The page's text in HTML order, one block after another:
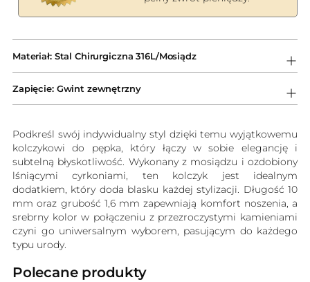
do
koszyka
Materiał: Stal Chirurgiczna 316L/Mosiądz
Zapięcie: Gwint zewnętrzny
Podkreśl swój indywidualny styl dzięki temu wyjątkowemu
kolczykowi do pępka, który łączy w sobie elegancję i
subtelną błyskotliwość. Wykonany z mosiądzu i ozdobiony
lśniącymi cyrkoniami, ten kolczyk jest idealnym
dodatkiem, który doda blasku każdej stylizacji. Długość 10
mm oraz grubość 1,6 mm zapewniają komfort noszenia, a
srebrny kolor w połączeniu z przezroczystymi kamieniami
czyni go uniwersalnym wyborem, pasującym do każdego
typu urody.
Polecane produkty